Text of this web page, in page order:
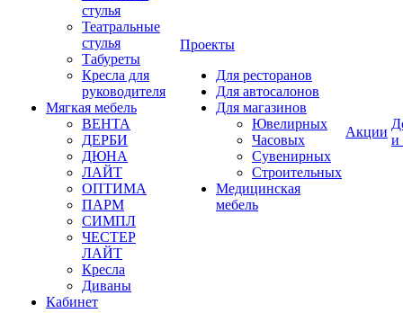
стулья
Театральные
стулья
Табуреты
Кресла для
руководителя
Мягкая мебель
ВЕНТА
ДЕРБИ
ДЮНА
ЛАЙТ
ОПТИМА
ПАРМ
СИМПЛ
ЧЕСТЕР
ЛАЙТ
Кресла
Диваны
Кабинет
Проекты
Для ресторанов
Для автосалонов
Для магазинов
Ювелирных
Часовых
Сувенирных
Строительных
Медицинская
мебель
Акции
и